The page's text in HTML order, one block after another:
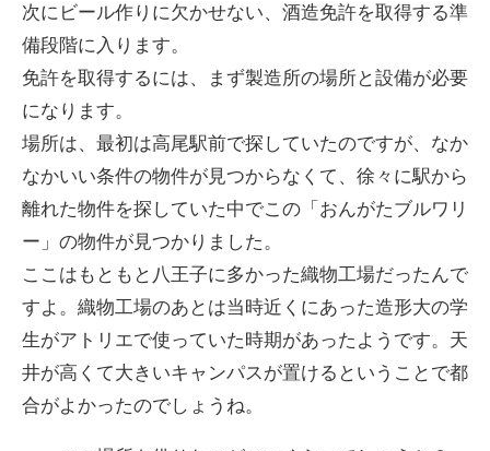
次にビール作りに欠かせない、酒造免許を取得する準
備段階に入ります。
免許を取得するには、まず製造所の場所と設備が必要
になります。
場所は、最初は高尾駅前で探していたのですが、なか
なかいい条件の物件が見つからなくて、徐々に駅から
離れた物件を探していた中でこの「おんがたブルワリ
ー」の物件が見つかりました。
ここはもともと八王子に多かった織物工場だったんで
すよ。織物工場のあとは当時近くにあった造形大の学
生がアトリエで使っていた時期があったようです。天
井が高くて大きいキャンパスが置けるということで都
合がよかったのでしょうね。